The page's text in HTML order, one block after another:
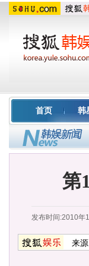
首页 韩
第
发布时间:2010年
来源